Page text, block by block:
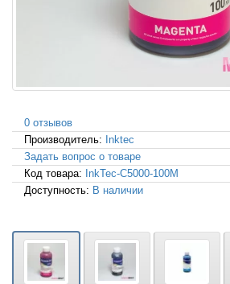
0 отзывов
Производитель: Inktec
Задать вопрос о товаре
Код товара: InkTec-C5000-100M
Доступность: В наличии